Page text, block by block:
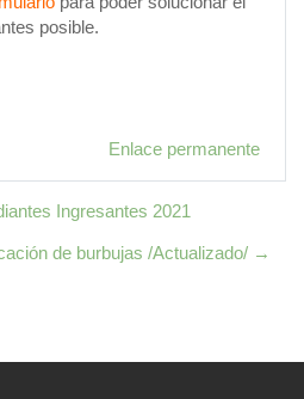
posible.
Enlace permanente
Ingresantes 2021
de burbujas /Actualizado/ →